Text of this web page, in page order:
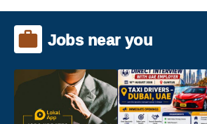
Jobs near you